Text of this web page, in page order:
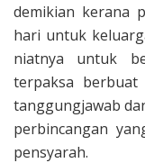
demikian kerana
hari untuk
niatnya untuk
terpaksa berbuat
tanggungjawab
perbincangan
pensyarah.